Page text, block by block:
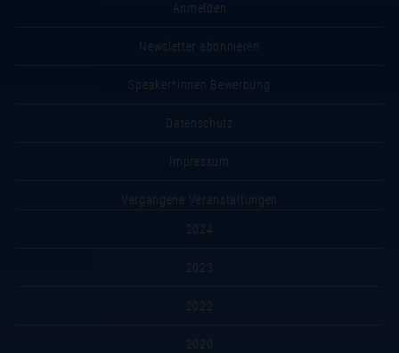
Anmelden
Newsletter abonnieren
Speaker*innen Bewerbung
Datenschutz
Impressum
Vergangene Veranstaltungen
2024
2023
2022
2020